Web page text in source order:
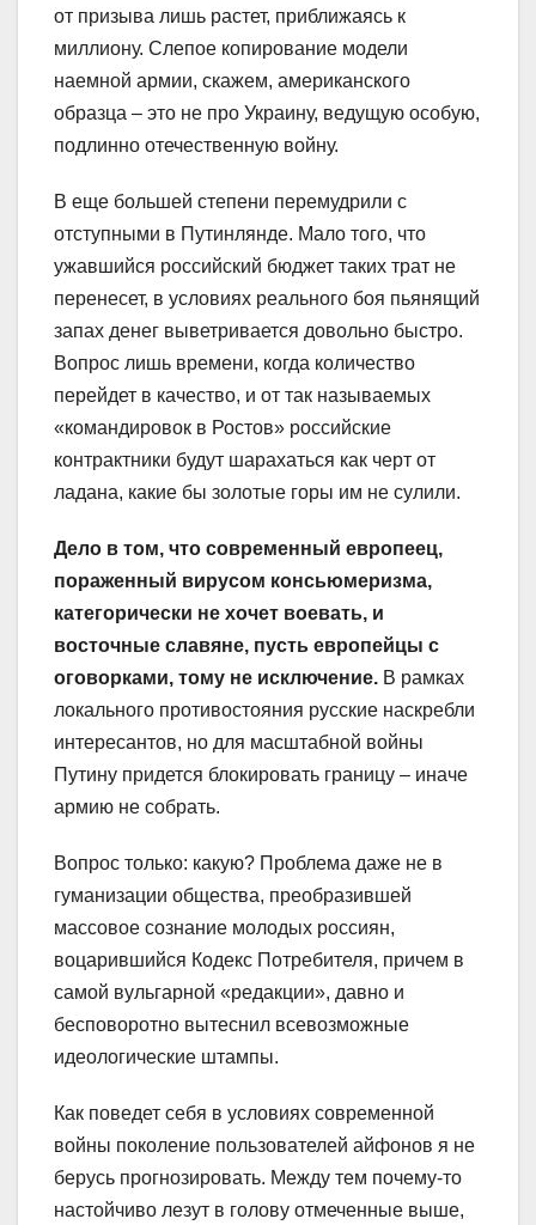
от призыва лишь растет, приближаясь к
миллиону. Слепое копирование модели
наемной армии, скажем, американского
образца – это не про Украину, ведущую особую,
подлинно отечественную войну.
В еще большей степени перемудрили с
отступными в Путинлянде. Мало того, что
ужавшийся российский бюджет таких трат не
перенесет, в условиях реального боя пьянящий
запах денег выветривается довольно быстро.
Вопрос лишь времени, когда количество
перейдет в качество, и от так называемых
«командировок в Ростов» российские
контрактники будут шарахаться как черт от
ладана, какие бы золотые горы им не сулили.
Дело в том, что современный европеец,
пораженный вирусом консьюмеризма,
категорически не хочет воевать, и
восточные славяне, пусть европейцы с
оговорками, тому не исключение. В рамках
локального противостояния русские наскребли
интересантов, но для масштабной войны
Путину придется блокировать границу – иначе
армию не собрать.
Вопрос только: какую? Проблема даже не в
гуманизации общества, преобразившей
массовое сознание молодых россиян,
воцарившийся Кодекс Потребителя, причем в
самой вульгарной «редакции», давно и
бесповоротно вытеснил всевозможные
идеологические штампы.
Как поведет себя в условиях современной
войны поколение пользователей айфонов я не
берусь прогнозировать. Между тем почему-то
настойчиво лезут в голову отмеченные выше,